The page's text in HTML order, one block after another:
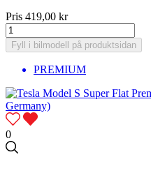
Pris 419,00 kr
Fyll i bilmodell på produktsidan
PREMIUM
0